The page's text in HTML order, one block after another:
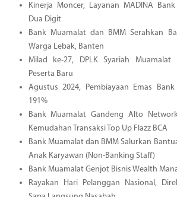
Kinerja Moncer, Layanan MADINA
Dua Digit
Bank Muamalat dan BMM Serahkan
Warga Lebak, Banten
Milad ke-27, DPLK Syariah Muamalat
Peserta Baru
Agustus 2024, Pembiayaan Emas
191%
Bank Muamalat Gandeng Alto
Kemudahan Transaksi Top Up Flazz BCA
Bank Muamalat dan BMM Salurkan
Anak Karyawan (Non-Banking Staff)
Bank Muamalat Genjot Bisnis Wealth
Rayakan Hari Pelanggan Nasional,